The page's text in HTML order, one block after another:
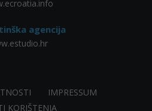
agencija
IMPRESSUM
KORIŠTENJA